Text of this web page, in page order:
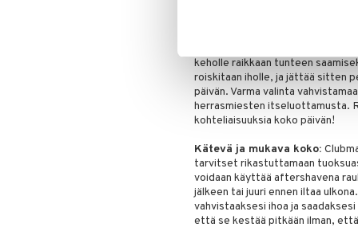
keholle raikkaan tunteen
roiskitaan iholle, ja jättää sitten
päivän. Varma valinta
herrasmiesten itseluottamusta.
kohteliaisuuksia koko päivän!
Kätevä ja mukava koko:
tarvitset rikastuttamaan
voidaan käyttää aftershavena
jälkeen tai juuri ennen iltaa
vahvistaaksesi ihoa ja
että se kestää pitkään ilman,